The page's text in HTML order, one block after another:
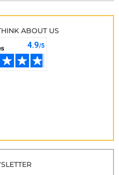
ABOUT US